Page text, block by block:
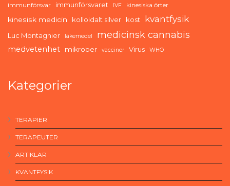
immunförsvar immunförsvaret IVF kinesiska örter
kinesisk medicin kolloidalt silver kost kvantfysik
Luc Montagnier läkemedel medicinsk cannabis
medvetenhet mikrober vacciner Virus WHO
Kategorier
TERAPIER
TERAPEUTER
ARTIKLAR
KVANTFYSIK